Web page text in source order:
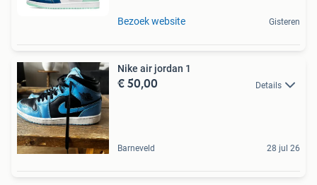
Bezoek website Gisteren
Nike air jordan 1
€ 50,00 Details
Barneveld 28 jul 26